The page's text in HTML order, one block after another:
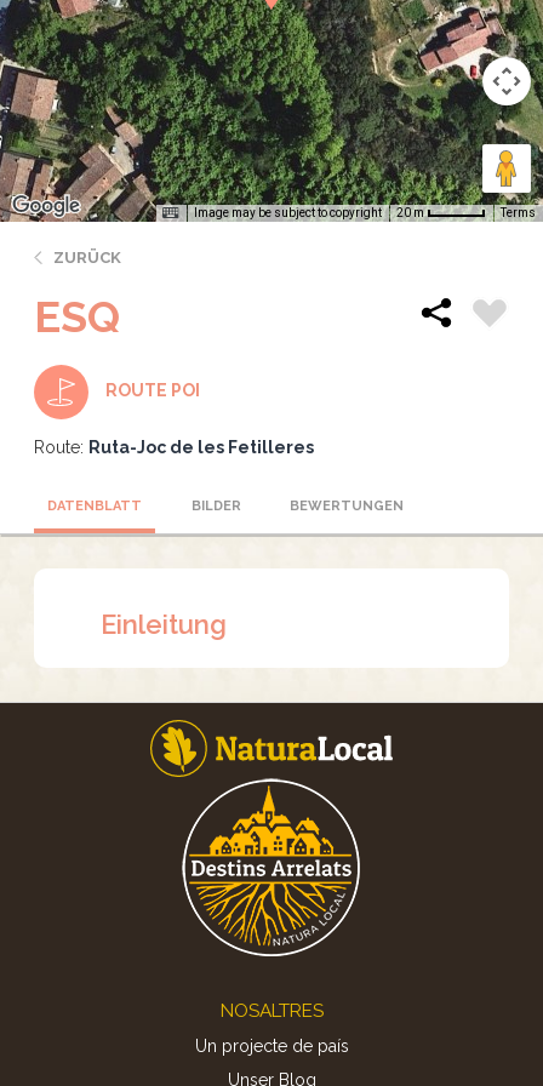
Image may be subject to copyright 20 m Terms
ZURÜCK
ESQ
ROUTE POI
Route: Ruta-Joc de les Fetilleres
DATENBLATT BILDER BEWERTUNGEN
Einleitung
NOSALTRES
Un projecte de país
Unser Blog